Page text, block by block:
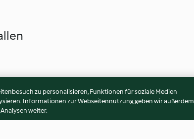
zu personalisieren, Funktionen für soziale Medien
Informationen zur Webseitennutzung geben wir außerdem
weiter.